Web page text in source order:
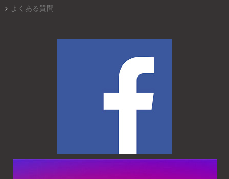
よくある質問